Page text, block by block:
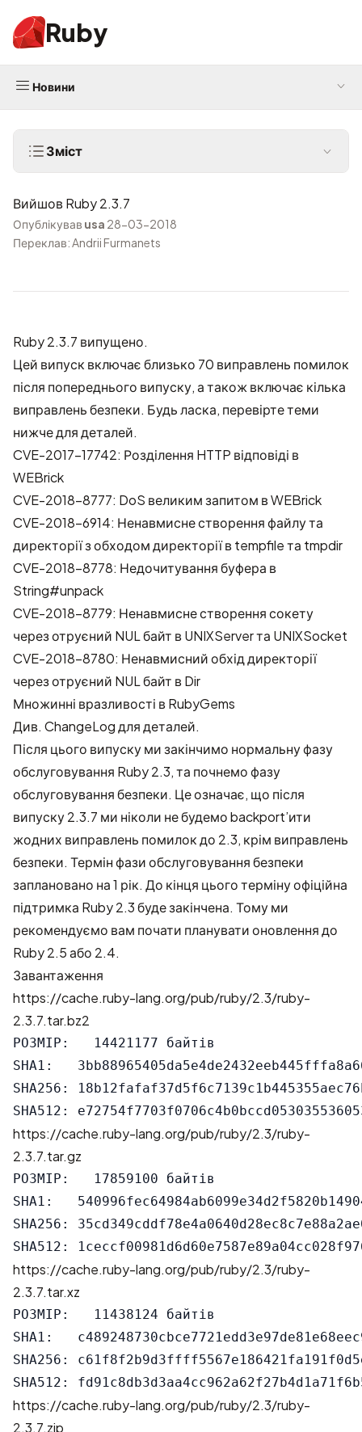
Ruby
Новини
Зміст
Вийшов Ruby 2.3.7
Опублікував usa 28-03-2018
Переклав: Andrii Furmanets
Ruby 2.3.7 випущено.
Цей випуск включає близько 70 виправлень помилок
після попереднього випуску, а також включає кілька
виправлень безпеки. Будь ласка, перевірте теми
нижче для деталей.
CVE-2017-17742: Розділення HTTP відповіді в
WEBrick
CVE-2018-8777: DoS великим запитом в WEBrick
CVE-2018-6914: Ненавмисне створення файлу та
директорії з обходом директорії в tempfile та tmpdir
CVE-2018-8778: Недочитування буфера в
String#unpack
CVE-2018-8779: Ненавмисне створення сокету
через отруєний NUL байт в UNIXServer та UNIXSocket
CVE-2018-8780: Ненавмисний обхід директорії
через отруєний NUL байт в Dir
Множинні вразливості в RubyGems
Див. ChangeLogдля деталей.
Після цього випуску ми закінчимо нормальну фазу
обслуговування Ruby 2.3, та почнемо фазу
обслуговування безпеки. Це означає, що після
випуску 2.3.7 ми ніколи не будемо backport’ити
жодних виправлень помилок до 2.3, крім виправлень
безпеки. Термін фази обслуговування безпеки
заплановано на 1 рік. До кінця цього терміну офіційна
підтримка Ruby 2.3 буде закінчена. Тому ми
рекомендуємо вам почати планувати оновлення до
Ruby 2.5 або 2.4.
Завантаження
https://cache.ruby-lang.org/pub/ruby/2.3/ruby-
2.3.7.tar.bz2
РОЗМІР:   14421177 байтів
SHA1:
SHA256:
https://cache.ruby-lang.org/pub/ruby/2.3/ruby-
2.3.7.tar.gz
РОЗМІР:   17859100 байтів
SHA1:
SHA256:
https://cache.ruby-lang.org/pub/ruby/2.3/ruby-
2.3.7.tar.xz
РОЗМІР:   11438124 байтів
SHA1:
SHA256:
https://cache.ruby-lang.org/pub/ruby/2.3/ruby-
2.3.7.zip